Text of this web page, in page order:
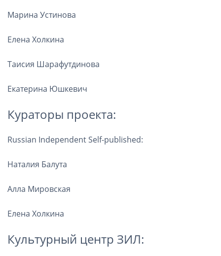
Марина Устинова
Елена Холкина
Таисия Шарафутдинова
Екатерина Юшкевич
Кураторы проекта:
Russian Independent Self-published:
Наталия Балута
Алла Мировская
Елена Холкина
Культурный центр ЗИЛ: